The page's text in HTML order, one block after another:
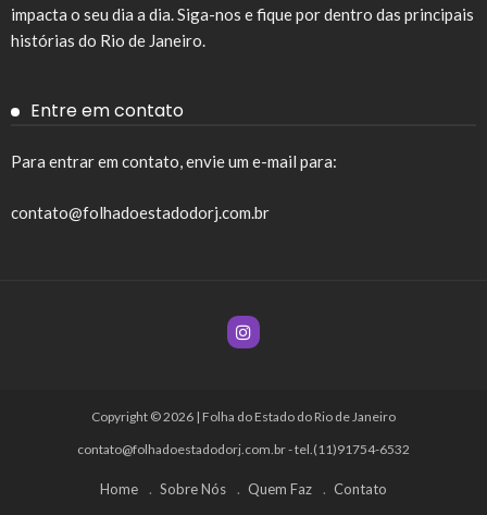
impacta o seu dia a dia. Siga-nos e fique por dentro das principais
histórias do Rio de Janeiro.
Entre em contato
Para entrar em contato, envie um e-mail para:
contato@folhadoestadodorj.com.br
Copyright © 2026 | Folha do Estado do Rio de Janeiro
contato@folhadoestadodorj.com.br- tel.(11)91754-6532
Home Sobre Nós Quem Faz Contato